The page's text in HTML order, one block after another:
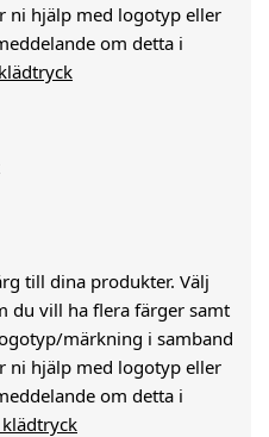
ni hjälp med logotyp eller
om detta i
till dina produkter. Välj
du vill ha flera färger samt
märkning i samband
ni hjälp med logotyp eller
om detta i